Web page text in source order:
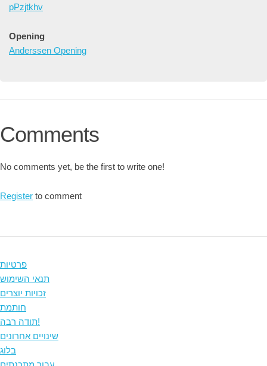
pPzjtkhv
Opening
Anderssen Opening
Comments
No comments yet, be the first to write one!
Register to comment
פרטיות
תנאי השימוש
זכויות יוצרים
חותמת
תודה רבה!
שינויים אחרונים
בלוג